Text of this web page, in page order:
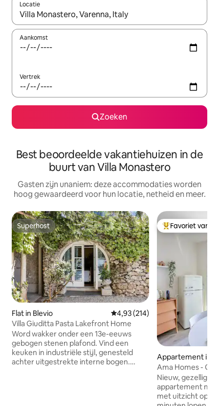
Locatie
Wanneer er resultaten beschikbaar zijn, maak je een keuze
Aankomst
Vertrek
Zoeken
Best beoordeelde vakantiehuizen in de
buurt van Villa Monastero
Gasten zijn unaniem: deze accommodaties worden
hoog gewaardeerd voor hun locatie, netheid en meer.
Superhost
Superhost
Flat in Blevio Gemiddelde beoordeling van
4,93 (214)
Villa Giuditta Pasta Lakefront Home
Word wakker onder een 13e-eeuws
gebogen stenen plafond. Vind een
keuken in industriële stijl, genesteld
achter uitgestrekte interne bogen.
Topfavoriet van
Favoriet van
Appartement in
Ama Homes -
Nieuw, gezellig
appartement
met uitzicht op